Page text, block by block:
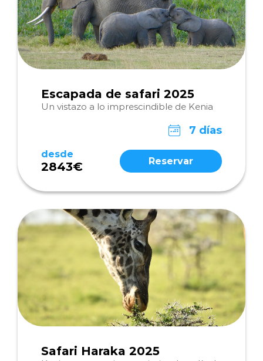
Escapada de safari 2025
Un vistazo a lo imprescindible de Kenia
7 días
desde
2843€ Reservar
Safari Haraka 2025